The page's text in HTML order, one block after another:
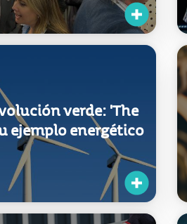
verde: 'The
ejemplo energético